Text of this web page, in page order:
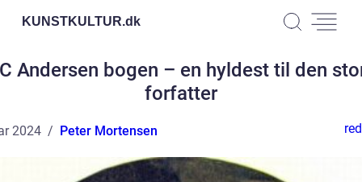
KUNSTKULTUR.dk
Andersen bogen – en hyldest til den
forfatter
2024 Peter Mortensen